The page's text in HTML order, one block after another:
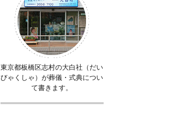
東京都板橋区志村の大白社（だい
びゃくしゃ）が葬儀・式典につい
て書きます。